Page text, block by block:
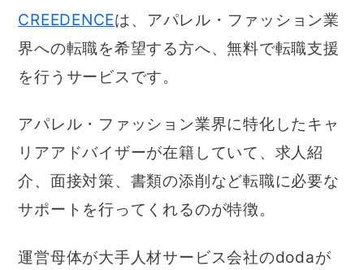
CREEDENCEは、アパレル・ファッション業
界への転職を希望する方へ、無料で転職支援
を行うサービスです。
アパレル・ファッション業界に特化したキャ
リアアドバイザーが在籍していて、求人紹
介、面接対策、書類の添削など転職に必要な
サポートを行ってくれるのが特徴。
運営母体が大手人材サービス会社のdodaが